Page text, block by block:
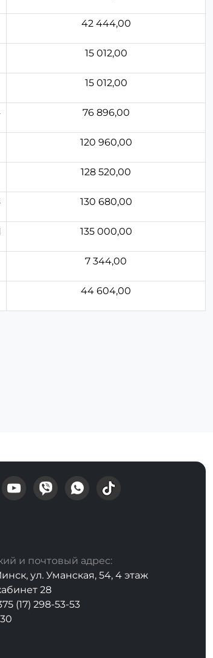
42 444,00
15 012,00
15 012,00
76 896,00
120 960,00
128 520,00
130 680,00
135 000,00
7 344,00
44 604,00
и почтовый адрес:
ул. Уманская, 54, 4 этаж
28
(17) 298-53-53